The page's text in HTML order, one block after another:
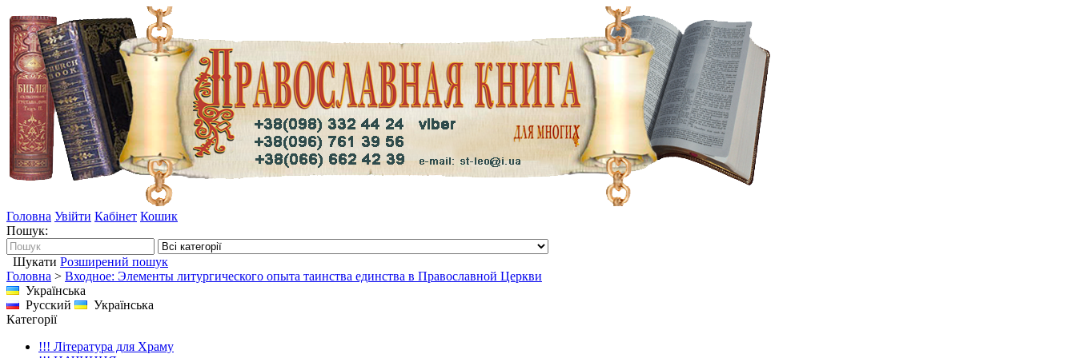
Головна Увійти Кабінет Кошик
Пошук:
Шукати Розширений пошук
Головна > Входное: Элементы литургического опыта таинства единства в Православной Церкви
Українська
Русский
Українська
Категорії
!!! Література для Храму